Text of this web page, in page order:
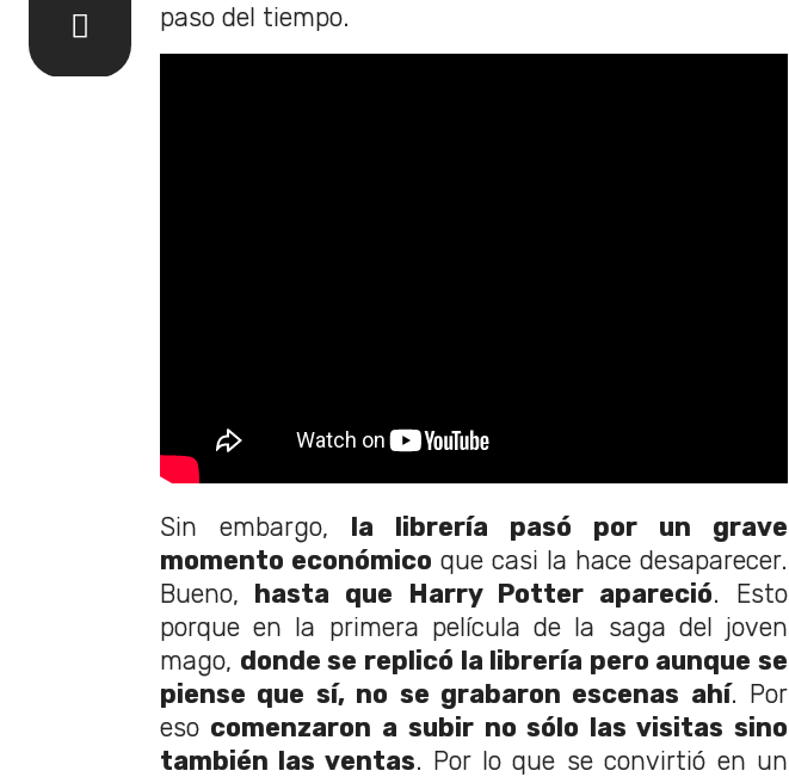
paso del tiempo.
Sin embargo, la librería pasó por un grave
momento económico que casi la hace desaparecer.
Bueno, hasta que Harry Potter apareció. Esto
porque en la primera película de la saga del joven
mago, donde se replicó la librería pero aunque se
piense que sí, no se grabaron escenas ahí. Por
eso comenzaron a subir no sólo las visitas sino
también las ventas. Por lo que se convirtió en un